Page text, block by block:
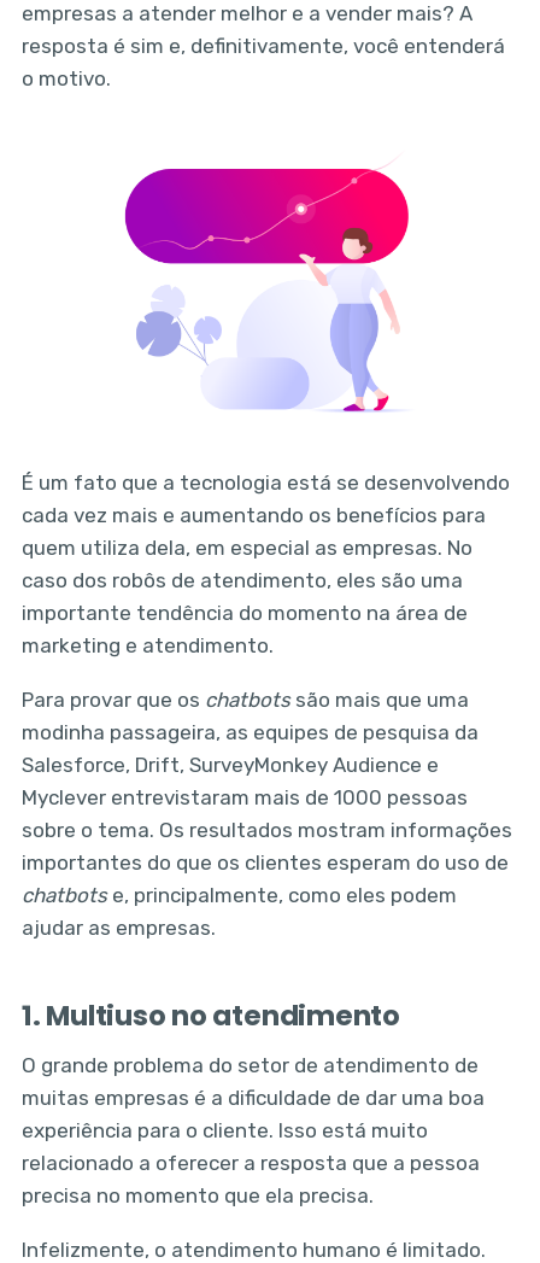
empresas a atender melhor e a vender mais? A
resposta é sim e, definitivamente, você entenderá
o motivo.
É um fato que a tecnologia está se desenvolvendo
cada vez mais e aumentando os benefícios para
quem utiliza dela, em especial as empresas. No
caso dos robôs de atendimento, eles são uma
importante tendência do momento na área de
marketing e atendimento.
Para provar que os chatbots são mais que uma
modinha passageira, as equipes de pesquisa da
Salesforce, Drift, SurveyMonkey Audience e
Myclever entrevistaram mais de 1000 pessoas
sobre o tema. Os resultados mostram informações
importantes do que os clientes esperam do uso de
chatbotse, principalmente, como eles podem
ajudar as empresas.
1. Multiuso no atendimento
O grande problema do setor de atendimento de
muitas empresas é a dificuldade de dar uma boa
experiência para o cliente. Isso está muito
relacionado a oferecer a resposta que a pessoa
precisa no momento que ela precisa.
Infelizmente, o atendimento humano é limitado.